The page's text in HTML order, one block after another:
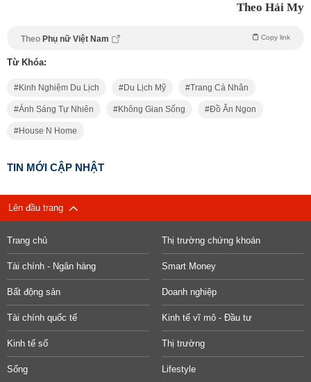
Theo Hải My
Theo Phụ nữ Việt Nam Copy link
Từ Khóa:
Kinh Nghiệm Du Lịch Du Lịch Mỹ Trang Cá Nhân
Ánh Sáng Tự Nhiên Không Gian Sống Đồ Ăn Ngon
House N Home
TIN MỚI CẬP NHẬT
Lên đầu trang
Trang chủ Thị trường chứng khoán
Tài chính - Ngân hàng Smart Money
Bất động sản Doanh nghiệp
Tài chính quốc tế Kinh tế vĩ mô - Đầu tư
Kinh tế số Thị trường
Sống Lifestyle